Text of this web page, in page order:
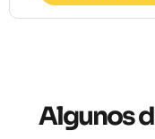
Algunos